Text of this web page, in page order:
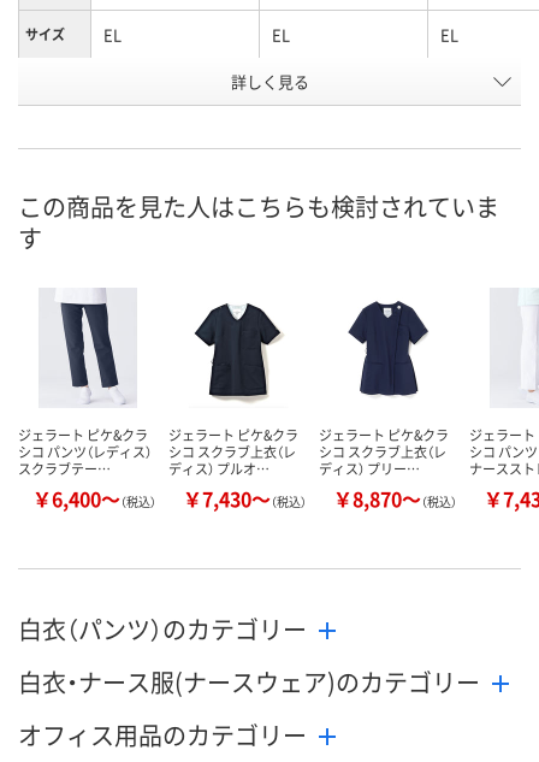
サイズ EL EL EL
バーガンディー
号
お届け日
数量
カゴへ カゴへ
詳しく見る
この商品を見た人はこちらも検討されていま
す
ジェラート ピケ&クラ
シコ パンツ（レディス）
スクラブテー…
￥6,400～（税込）
ジェラート ピケ&クラ
シコ スクラブ上衣（レ
ディス） プルオ…
￥7,430～（税込）
ジェラート ピケ&クラ
シコ スクラブ上衣（レ
ディス） プリー…
￥8,870～（税込）
ジェラー
シコ パンツ
ナースス
￥
白衣（パンツ）のカテゴリー
白衣・ナース服(ナースウェア)のカテゴリー
オフィス用品のカテゴリー